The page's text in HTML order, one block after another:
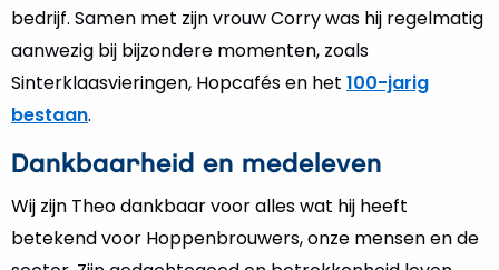
bedrijf. Samen met zijn vrouw Corry was hij regelmatig
aanwezig bij bijzondere momenten, zoals
Sinterklaasvieringen, Hopcafés en het 100-jarig
bestaan.
Dankbaarheid en medeleven
Wij zijn Theo dankbaar voor alles wat hij heeft
betekend voor Hoppenbrouwers, onze mensen en de